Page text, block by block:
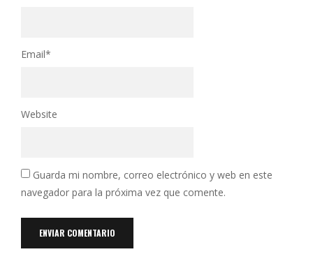
Email*
Website
Guarda mi nombre, correo electrónico y web en este
navegador para la próxima vez que comente.